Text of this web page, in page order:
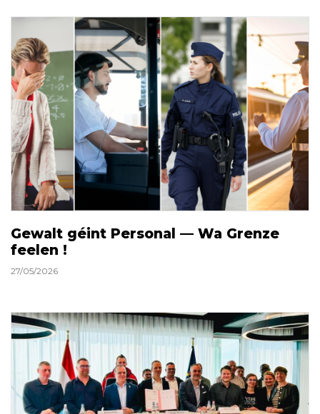
Gewalt géint Personal — Wa Grenze
feelen !
27/05/2026